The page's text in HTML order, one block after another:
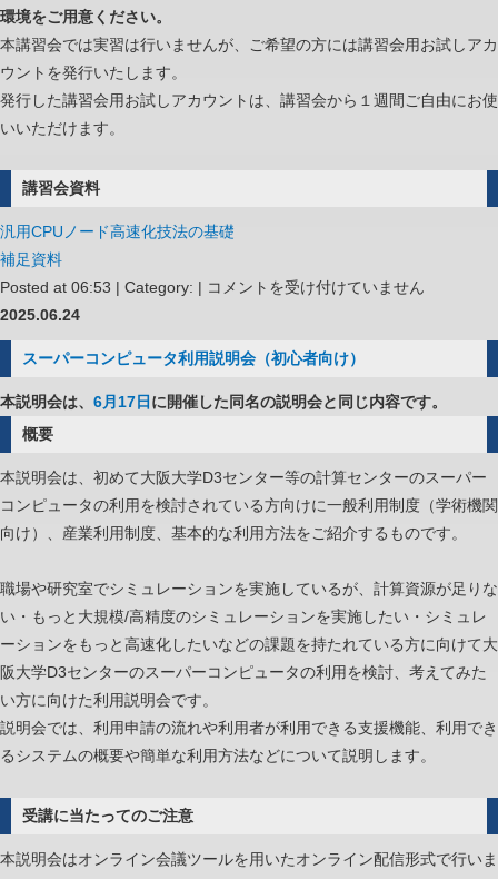
環境をご用意ください。
本講習会では実習は行いませんが、ご希望の方には講習会用お試しアカ
ウントを発行いたします。
発行した講習会用お試しアカウントは、講習会から１週間ご自由にお使
いいただけます。
講習会資料
汎用CPUノード高速化技法の基礎
補足資料
Posted at 06:53 | Category: | 汎
ノ
ー
速
化
技
の
基
礎
（Intel
コ
ン
パ
コメントを受け付けていません
2025.06.24
スーパーコンピュータ利用説明会（初心者向け）
本説明会は、 6月17日 に開催した同名の説明会と同じ内容です。
概要
本説明会は、初めて大阪大学D3センター等の計算センターのスーパー
コンピュータの利用を検討されている方向けに一般利用制度（学術機関
向け）、産業利用制度、基本的な利用方法をご紹介するものです。
職場や研究室でシミュレーションを実施しているが、計算資源が足りな
い・もっと大規模/高精度のシミュレーションを実施したい・シミュレ
ーションをもっと高速化したいなどの課題を持たれている方に向けて大
阪大学D3センターのスーパーコンピュータの利用を検討、考えてみた
い方に向けた利用説明会です。
説明会では、利用申請の流れや利用者が利用できる支援機能、利用でき
るシステムの概要や簡単な利用方法などについて説明します。
受講に当たってのご注意
本説明会はオンライン会議ツールを用いたオンライン配信形式で行いま